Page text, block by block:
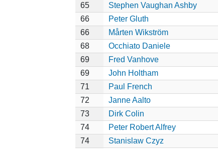
65
Stephen Vaughan Ashby
66
Peter Gluth
66
Mårten Wikström
68
Occhiato Daniele
69
Fred Vanhove
69
John Holtham
71
Paul French
72
Janne Aalto
73
Dirk Colin
74
Peter Robert Alfrey
74
Stanislaw Czyz